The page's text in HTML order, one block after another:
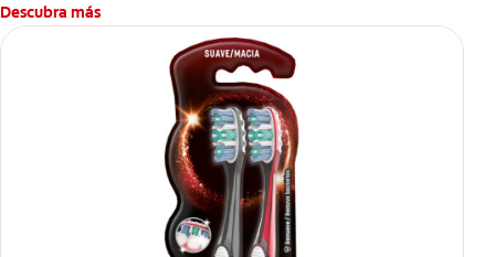
Descubra más